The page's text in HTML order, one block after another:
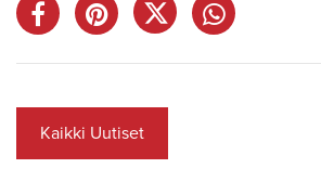
Kaikki Uutiset